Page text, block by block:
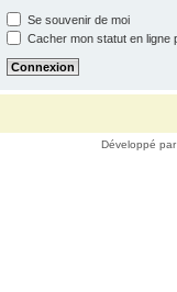
Se souvenir de moi
Cacher mon statut en ligne
Développé